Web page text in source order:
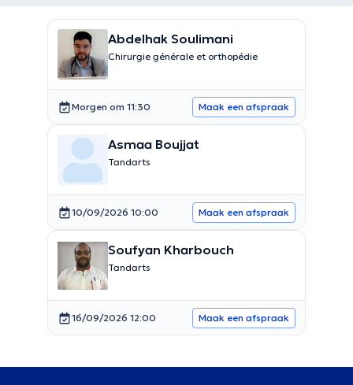
Abdelhak Soulimani
Chirurgie générale et orthopédie
Morgen om 11:30 Maak een afspraak
Asmaa Boujjat
Tandarts
10/09/2026 10:00 Maak een afspraak
Soufyan Kharbouch
Tandarts
16/09/2026 12:00 Maak een afspraak